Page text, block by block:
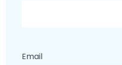
Email